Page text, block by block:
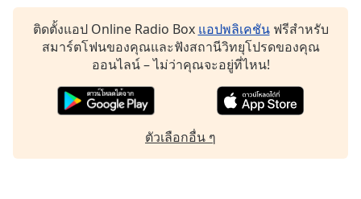
Font
Font
ติดตั้งแอป Online Radio Box แอปพลิเคชันฟรีสำหรับ
สมาร์ตโฟนของคุณและฟังสถานีวิทยุโปรดของคุณ
ออนไลน์ – ไม่ว่าคุณจะอยู่ที่ไหน!
ตัวเลือกอื่น ๆ